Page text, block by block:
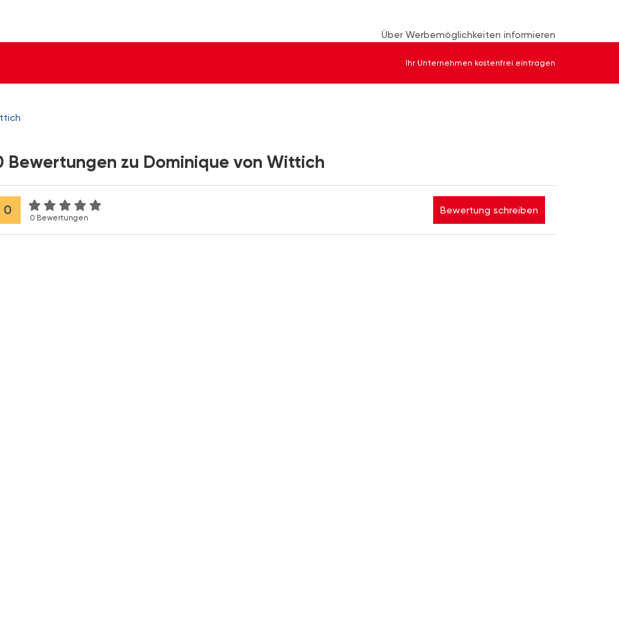
Über Werbemöglichkeiten informieren
Ihr Unternehmen kostenfrei eintragen
Bewertungen zu Dominique von Wittich
0
0 Bewertungen
Bewertung schreiben